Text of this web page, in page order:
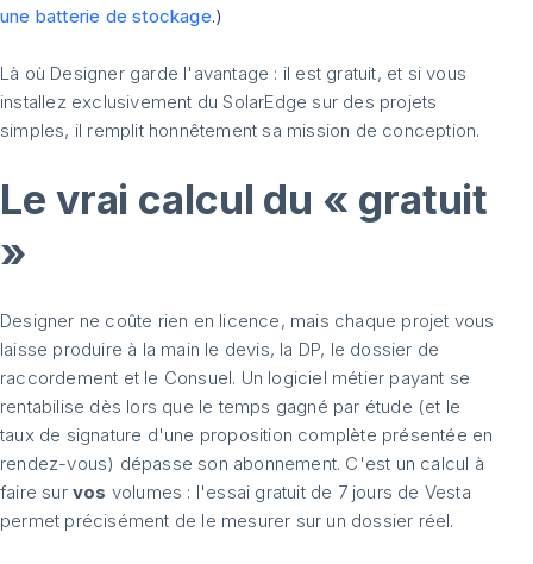
une batterie de stockage.)
Là où Designer garde l'avantage : il est gratuit, et si vous
installez exclusivement du SolarEdge sur des projets
simples, il remplit honnêtement sa mission de conception.
Le vrai calcul du « gratuit
»
Designer ne coûte rien en licence, mais chaque projet vous
laisse produire à la main le devis, la DP, le dossier de
raccordement et le Consuel. Un logiciel métier payant se
rentabilise dès lors que le temps gagné par étude (et le
taux de signature d'une proposition complète présentée en
rendez-vous) dépasse son abonnement. C'est un calcul à
faire survos volumes : l'essai gratuit de 7 jours de Vesta
permet précisément de le mesurer sur un dossier réel.